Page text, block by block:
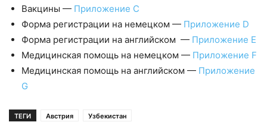
Вакцины — Приложение С
Форма регистрации на немецком — Приложение D
Форма регистрации на английском — Приложение E
Медицинская помощь на немецком — Приложение F
Медицинская помощь на английском — Приложение
G
ТЕГИ Австрия Узбекистан